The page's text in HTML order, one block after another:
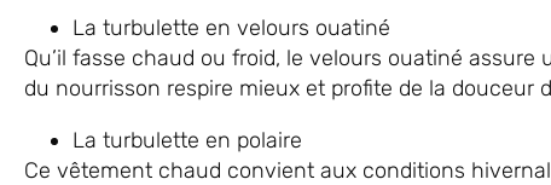
La turbulette en velours ouatiné
Qu’il fasse chaud ou froid, le velours ouatiné assure
du nourrisson respire mieux et profite de la douceur
La turbulette en polaire
Ce vêtement chaud convient aux conditions